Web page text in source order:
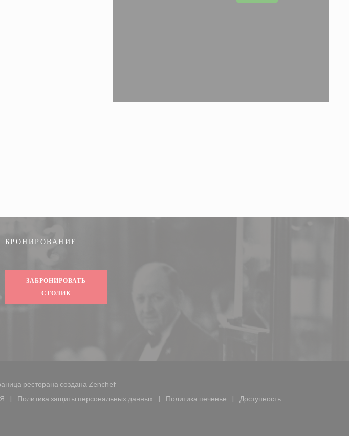
БРОНИРОВАНИЕ
ЗАБРОНИРОВАТЬ
СТОЛИК
ресторана создана Zenchef((открывается в новом окне))
в новом окне))
Политика защиты персональных данных
((открывается в новом окне))
Политика печенье
((открывается в новом окне))
Доступность